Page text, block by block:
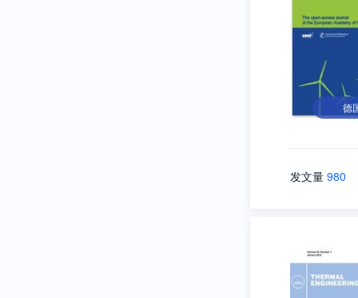
德
发文量 980